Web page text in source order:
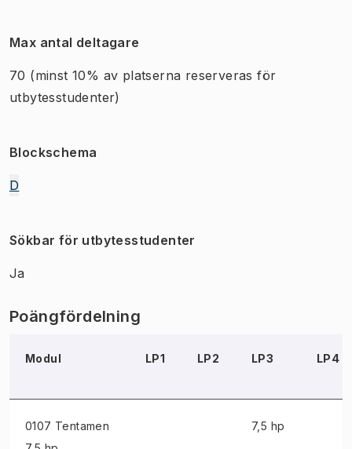
Max antal deltagare
70 (minst 10% av platserna reserveras för
utbytesstudenter)
Blockschema
D
Sökbar för utbytesstudenter
Ja
Poängfördelning
Modul LP1 LP2 LP3 LP4
0107 Tentamen
7,5 hp